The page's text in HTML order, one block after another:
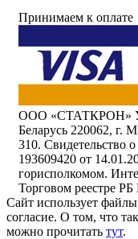
Принимаем к оплате
ООО «СТАТКРОН»
Беларусь 220062, г.
310. Свидетельство
193609420 от
горисполкомом.
Торговом реестре
Сайт использует
согласие. О том, что
можно прочитать тут.